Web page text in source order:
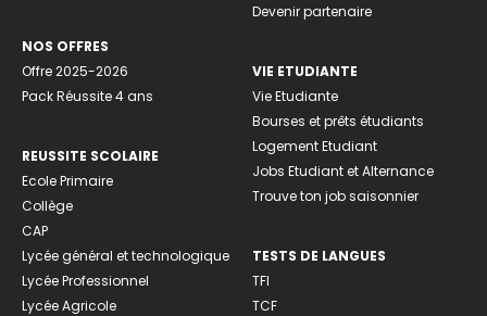
NOS OFFRES
Offre 2025-2026
Pack Réussite 4 ans
REUSSITE SCOLAIRE
Ecole Primaire
Collège
CAP
Lycée général et technologique
Lycée Professionnel
Lycée Agricole
Devenir partenaire
VIE ETUDIANTE
Vie Etudiante
Bourses et prêts étudiants
Logement Etudiant
Jobs Etudiant et Alternance
Trouve ton job saisonnier
TESTS DE LANGUES
TFI
TCF